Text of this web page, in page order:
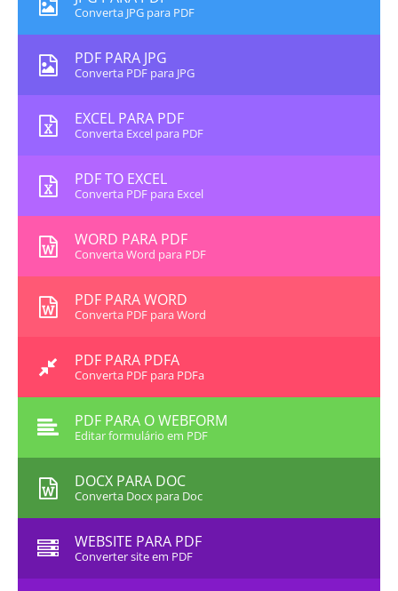
Converta JPG para PDF
PDF PARA JPG
Converta PDF para JPG
EXCEL PARA PDF
Converta Excel para PDF
PDF TO EXCEL
Converta PDF para Excel
WORD PARA PDF
Converta Word para PDF
PDF PARA WORD
Converta PDF para Word
PDF PARA PDFA
Converta PDF para PDFa
PDF PARA O WEBFORM
Editar formulário em PDF
DOCX PARA DOC
Converta Docx para Doc
WEBSITE PARA PDF
Converter site em PDF